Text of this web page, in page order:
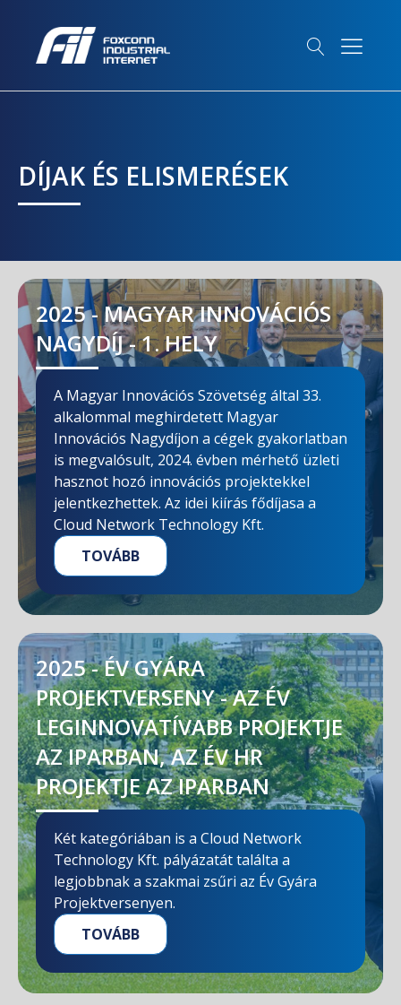
DÍJAK ÉS ELISMERÉSEK
2025 - MAGYAR INNOVÁCIÓS
NAGYDÍJ - 1. HELY
A Magyar Innovációs Szövetség által 33.
alkalommal meghirdetett Magyar
Innovációs Nagydíjon a cégek gyakorlatban
is megvalósult, 2024. évben mérhető üzleti
hasznot hozó innovációs projektekkel
jelentkezhettek. Az idei kiírás fődíjasa a
Cloud Network Technology Kft.
TOVÁBB
2025 - ÉV GYÁRA
PROJEKTVERSENY - AZ ÉV
LEGINNOVATÍVABB PROJEKTJE
AZ IPARBAN, AZ ÉV HR
PROJEKTJE AZ IPARBAN
Két kategóriában is a Cloud Network
Technology Kft. pályázatát találta a
legjobbnak a szakmai zsűri az Év Gyára
Projektversenyen.
TOVÁBB